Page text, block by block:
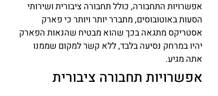
אפשרויות התחבורה, כולל תחבורה ציבורית ושירותי
הסעות באוטובוסים, מתברר יותר ויותר כי פארק
אסטריקס מתגאה בכך שהוא מבטיח שהנאות הפארק
יהיו במרחק נסיעה בלבד, ללא קשר למקום שממנו
אתה מגיע.
אפשרויות תחבורה ציבורית